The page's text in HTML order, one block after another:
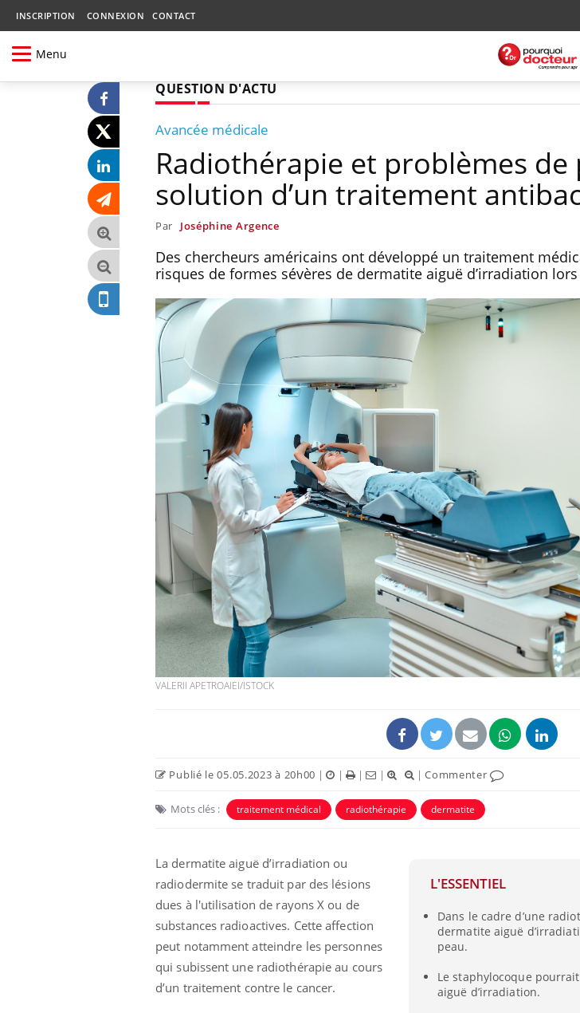
INSCRIPTION CONNEXION CONTACT
Menu
QUESTION D'ACTU
Avancée médicale
Radiothérapie et problèmes de
solution d’un traitement
Par Joséphine Argence
Des chercheurs américains ont développé un traitement
risques de formes sévères de dermatite aiguë d’irradiation
VALERII APETROAIEI/ISTOCK
Publié le 05.05.2023 à 20h00 | | | | |Commenter
Mots clés : traitement médical radiothérapie dermatite
L'ESSENTIEL
Dans le cadre d’une
dermatite aiguë
peau.
Le staphylocoque
aiguë d’irradiation.
La dermatite aiguë d’irradiation ou
radiodermite se traduit par des lésions
dues à l'utilisation de rayons X ou de
substances radioactives. Cette affection
peut notamment atteindre les personnes
qui subissent une radiothérapie au cours
d’un traitement contre le cancer.
Cancer colorectal : une
stratégie simple aurait
changé la donne au Pays
basque
Chikungunya, dengue,
West Nile : que se passe-
t-il dans le sud de la
France ?
Les médicaments GLP-1
protègent-ils aussi les os
charge des femmes
enceintes
La sieste empêche-t-elle
de dormir la nuit ?
VIH : la fin du comprimé
tous les jours se profile-t-
elle enfin ?
Eczéma Chronique des Mains :
expliquer ma maladieYoutube
Il y a des sujets qui sont faciles à aborder...
d'autres non ! D'un côté, poser des
questions sur la maladie d'un proche c'est
Youtube
Carence en fer : comprendre pour
prévenir Youtube
Fatigue, irritabilité, brouillard mental ou
même alopécie… Les symptômes de la
carence en fer sont multiples ce qui la rend